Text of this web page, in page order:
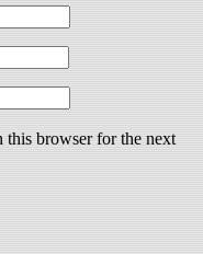
this browser for the next